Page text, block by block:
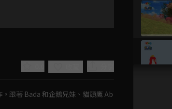
跟著 Bada 和企鵝兄妹、貓頭鷹 Ab
為您推薦